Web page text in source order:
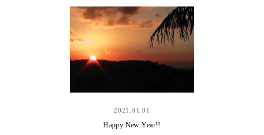
2021.01.01
Happy New Year!!